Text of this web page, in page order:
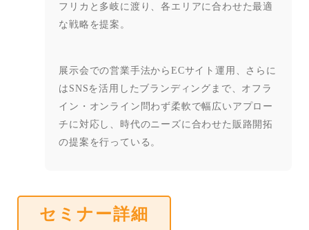
フリカと多岐に渡り、各エリアに合わせた最適
な戦略を提案。
展示会での営業手法からECサイト運用、さらに
はSNSを活用したブランディングまで、オフラ
イン・オンライン問わず柔軟で幅広いアプロー
チに対応し、時代のニーズに合わせた販路開拓
の提案を行っている。
セミナー詳細